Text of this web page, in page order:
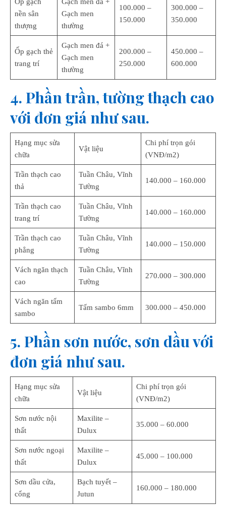
nền sân
thượng
Gạch men
thường
100.000 –
150.000
300.000 –
350.000
Ốp gạch thẻ
trang trí
Gạch men đá +
Gạch men
thường
200.000 –
250.000
450.000 –
600.000
4. Phần trần, tường thạch cao
với đơn giá như sau.
Hạng mục sửa
chữa
Vật liệu
Chi phí trọn gói
(VNĐ/m2)
Trần thạch cao
thả
Tuần Châu, Vĩnh
Tường
140.000 – 160.000
Trần thạch cao
trang trí
Tuần Châu, Vĩnh
Tường
140.000 – 160.000
Trần thạch cao
phẳng
Tuần Châu, Vĩnh
Tường
140.000 – 150.000
Vách ngăn thạch
cao
Tuần Châu, Vĩnh
Tường
270.000 – 300.000
Vách ngăn tấm
sambo
Tấm sambo 6mm 300.000 – 450.000
5. Phần sơn nước, sơn dầu với
đơn giá như sau.
Hạng mục sửa
chữa
Vật liệu
Chi phí trọn gói
(VNĐ/m2)
Sơn nước nội
thất
Maxilite –
Dulux
35.000 – 60.000
Sơn nước ngoại
thất
Maxilite –
Dulux
45.000 – 100.000
Sơn dầu cửa,
cổng
Bạch tuyết –
Jutun
160.000 – 180.000